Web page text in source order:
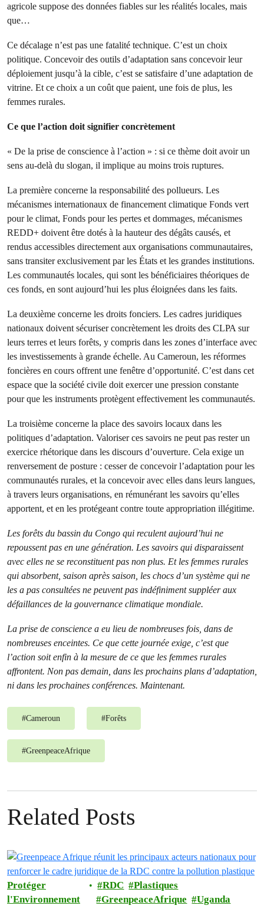
agricole suppose des données fiables sur les réalités locales, mais
que…
Ce décalage n’est pas une fatalité technique. C’est un choix
politique. Concevoir des outils d’adaptation sans concevoir leur
déploiement jusqu’à la cible, c’est se satisfaire d’une adaptation de
vitrine. Et ce choix a un coût que paient, une fois de plus, les
femmes rurales.
Ce que l’action doit signifier concrètement
« De la prise de conscience à l’action » : si ce thème doit avoir un
sens au-delà du slogan, il implique au moins trois ruptures.
La première concerne la responsabilité des pollueurs. Les
mécanismes internationaux de financement climatique Fonds vert
pour le climat, Fonds pour les pertes et dommages, mécanismes
REDD+ doivent être dotés à la hauteur des dégâts causés, et
rendus accessibles directement aux organisations communautaires,
sans transiter exclusivement par les États et les grandes institutions.
Les communautés locales, qui sont les bénéficiaires théoriques de
ces fonds, en sont aujourd’hui les plus éloignées dans les faits.
La deuxième concerne les droits fonciers. Les cadres juridiques
nationaux doivent sécuriser concrètement les droits des CLPA sur
leurs terres et leurs forêts, y compris dans les zones d’interface avec
les investissements à grande échelle. Au Cameroun, les réformes
foncières en cours offrent une fenêtre d’opportunité. C’est dans cet
espace que la société civile doit exercer une pression constante
pour que les instruments protègent effectivement les communautés.
La troisième concerne la place des savoirs locaux dans les
politiques d’adaptation. Valoriser ces savoirs ne peut pas rester un
exercice rhétorique dans les discours d’ouverture. Cela exige un
renversement de posture : cesser de concevoir l’adaptation pour les
communautés rurales, et la concevoir avec elles dans leurs langues,
à travers leurs organisations, en rémunérant les savoirs qu’elles
apportent, et en les protégeant contre toute appropriation illégitime.
Les forêts du bassin du Congo qui reculent aujourd’hui ne
repoussent pas en une génération. Les savoirs qui disparaissent
avec elles ne se reconstituent pas non plus. Et les femmes rurales
qui absorbent, saison après saison, les chocs d’un système qui ne
les a pas consultées ne peuvent pas indéfiniment suppléer aux
défaillances de la gouvernance climatique mondiale.
La prise de conscience a eu lieu de nombreuses fois, dans de
nombreuses enceintes. Ce que cette journée exige, c’est que
l’action soit enfin à la mesure de ce que les femmes rurales
affrontent. Non pas demain, dans les prochains plans d’adaptation,
ni dans les prochaines conférences. Maintenant.
#Cameroun #Forêts
#GreenpeaceAfrique
Related Posts
Protéger
l'Environnement
RDC
Plastiques
GreenpeaceAfrique
Uganda